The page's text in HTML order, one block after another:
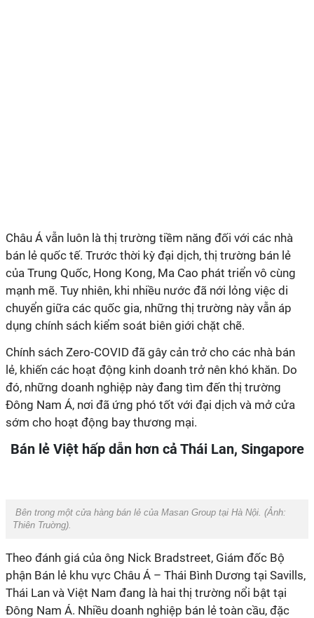
Châu Á vẫn luôn là thị trường tiềm năng đối với các nhà
bán lẻ quốc tế. Trước thời kỳ đại dịch, thị trường bán lẻ
của Trung Quốc, Hong Kong, Ma Cao phát triển vô cùng
mạnh mẽ. Tuy nhiên, khi nhiều nước đã nới lỏng việc di
chuyển giữa các quốc gia, những thị trường này vẫn áp
dụng chính sách kiểm soát biên giới chặt chẽ.
Chính sách Zero-COVID đã gây cản trở cho các nhà bán
lẻ, khiến các hoạt động kinh doanh trở nên khó khăn. Do
đó, những doanh nghiệp này đang tìm đến thị trường
Đông Nam Á, nơi đã ứng phó tốt với đại dịch và mở cửa
sớm cho hoạt động bay thương mại.
Bán lẻ Việt hấp dẫn hơn cả Thái Lan, Singapore
Bên trong một cửa hàng bán lẻ của Masan Group tại Hà Nội. (Ảnh:
Thiên Truờng).
Theo đánh giá của ông Nick Bradstreet, Giám đốc Bộ
phận Bán lẻ khu vực Châu Á – Thái Bình Dương tại Savills,
Thái Lan và Việt Nam đang là hai thị trường nổi bật tại
Đông Nam Á. Nhiều doanh nghiệp bán lẻ toàn cầu, đặc